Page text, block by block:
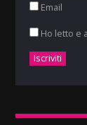
Email
Ho letto e